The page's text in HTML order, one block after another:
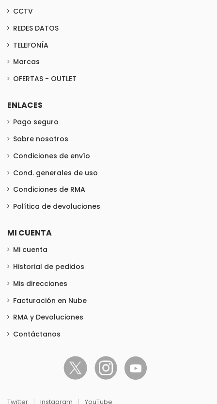
CCTV
REDES DATOS
TELEFONÍA
Marcas
OFERTAS - OUTLET
ENLACES
Pago seguro
Sobre nosotros
Condiciones de envío
Cond. generales de uso
Condiciones de RMA
Política de devoluciones
MI CUENTA
Mi cuenta
Historial de pedidos
Mis direcciones
Facturación en Nube
RMA y Devoluciones
Contáctanos
Twitter Instagram YouTube